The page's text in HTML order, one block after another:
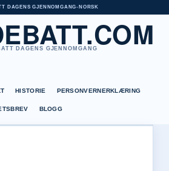
DAGENS GJENNOMGANG• NORSK
DAGENS GJENNOMGANG
HISTORIE PERSONVERNERKLÆRING
BLOGG